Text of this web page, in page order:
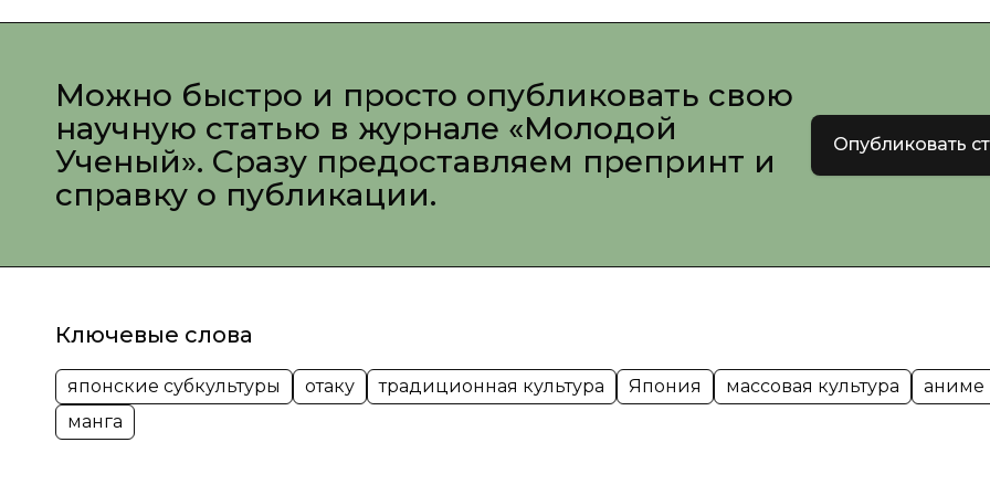
Можно быстро и просто опубликовать свою
научную статью в журнале «Молодой
Ученый». Сразу предоставляем препринт и
справку о публикации.
Опубликовать
Ключевые слова
японские субкультуры отаку традиционная культура Япония массовая культура
аниме
манга